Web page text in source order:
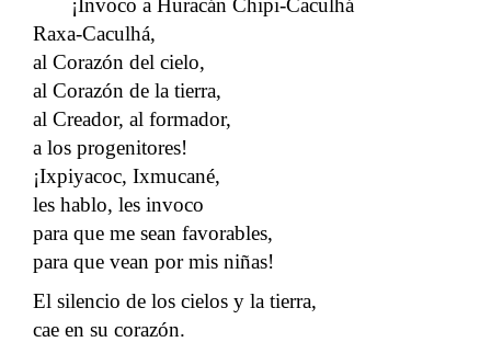
Raxa-Caculhá,
al Corazón del cielo,
al Corazón de la tierra,
al Creador, al formador,
a los progenitores!
¡Ixpiyacoc, Ixmucané,
les hablo, les invoco
para que me sean favorables,
para que vean por mis niñas!
El silencio de los cielos y la tierra,
cae en su corazón.